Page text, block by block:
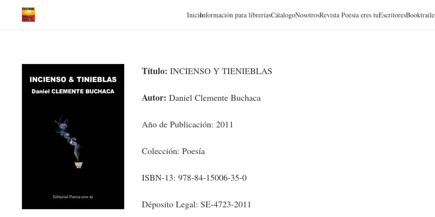
InicioInformación para libreríasCátalogoNosotrosRevista Poesia eres tuEscritores
Título: INCIENSO Y TIENIEBLAS
Autor: Daniel Clemente Buchaca
Año de Publicación: 2011
Colección: Poesía
ISBN-13: 978-84-15006-35-0
Déposito Legal: SE-4723-2011